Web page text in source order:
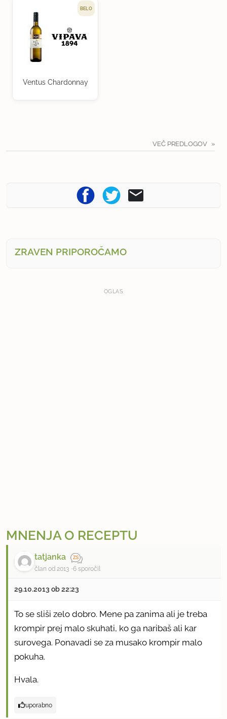
BELO
Ventus Chardonnay
VEČ PREDLOGOV
ZRAVEN PRIPOROČAMO
OGLAS
MNENJA O RECEPTU
tatjanka
član od 2013 6 sporočil
29.10.2013 ob 22:23
To se sliši zelo dobro. Mene pa zanima ali je treba
krompir prej malo skuhati, ko ga naribaš ali kar
surovega. Ponavadi se za musako krompir malo
pokuha.
Hvala.
uporabno